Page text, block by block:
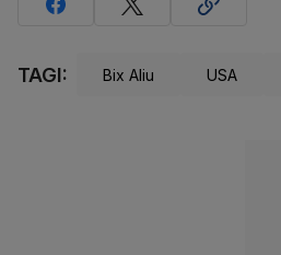
TAGI: Bix Aliu USA